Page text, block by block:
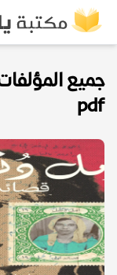
pdf